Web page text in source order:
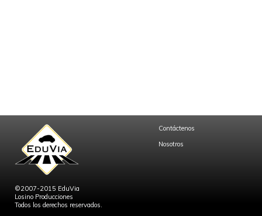
©2007-2015 EduVia
Losino Producciones
Todos los derechos reservados.
Contáctenos
Nosotros